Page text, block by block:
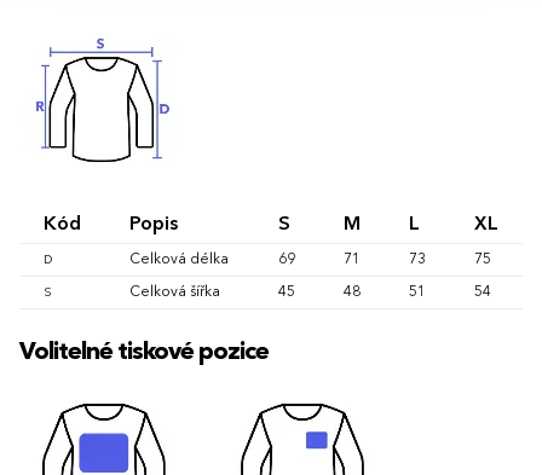
Kód Popis S M L XL
D Celková délka 69 71 73 75
S Celková šířka 45 48 51 54
Volitelné tiskové pozice